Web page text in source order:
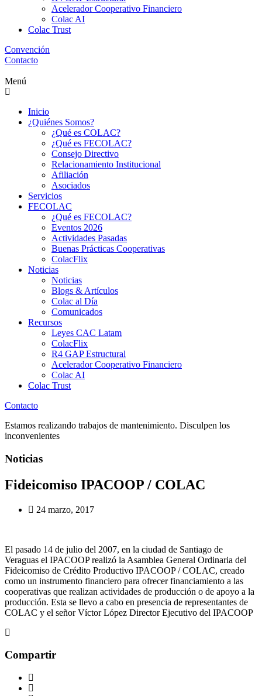
Acelerador Cooperativo Financiero
Colac AI
Colac Trust
Convención
Contacto
Menú
Inicio
¿Quiénes Somos?
¿Qué es COLAC?
¿Qué es FECOLAC?
Consejo Directivo
Relacionamiento Institucional
Afiliación
Asociados
Servicios
FECOLAC
¿Qué es FECOLAC?
Eventos 2026
Actividades Pasadas
Buenas Prácticas Cooperativas
ColacFlix
Noticias
Noticias
Blogs & Artículos
Colac al Día
Comunicados
Recursos
Leyes CAC Latam
ColacFlix
R4 GAP Estructural
Acelerador Cooperativo Financiero
Colac AI
Colac Trust
Contacto
Estamos realizando trabajos de mantenimiento. Disculpen los
inconvenientes
Noticias
Fideicomiso IPACOOP / COLAC
24 marzo, 2017
El pasado 14 de julio del 2007, en la ciudad de Santiago de
Veraguas el IPACOOP realizó la Asamblea General Ordinaria del
Fideicomiso de Crédito Productivo IPACOOP / COLAC, creado
como un instrumento financiero para ofrecer financiamiento a las
cooperativas que realizan actividades de producción o de apoyo a la
producción. Esta se llevo a cabo en presencia de representantes de
COLAC y el señor Víctor López Director Ejecutivo del IPACOOP
Compartir